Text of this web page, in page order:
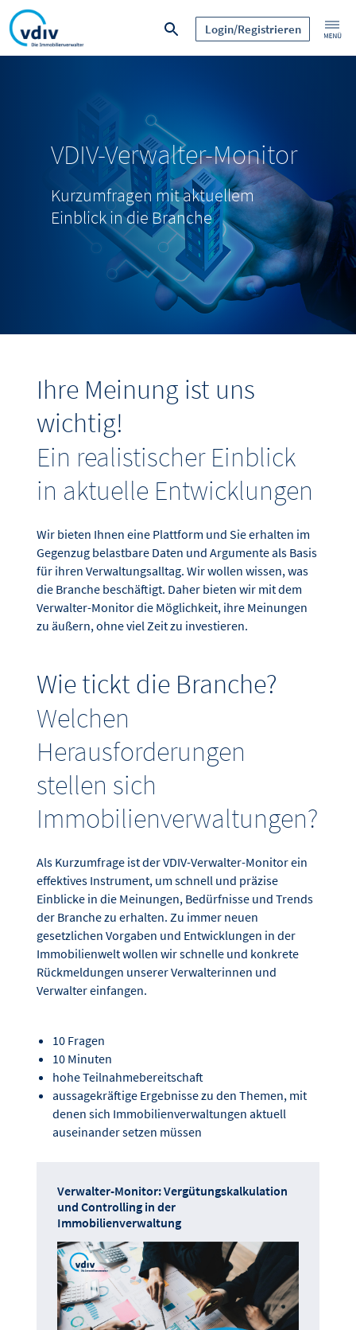
Login/Registrieren
VDIV-Verwalter-Monitor
Kurzumfragen mit aktuellem
Einblick in die Branche
Ihre Meinung ist uns
wichtig!
Ein realistischer Einblick
in aktuelle Entwicklungen
Wir bieten Ihnen eine Plattform und Sie erhalten im
Gegenzug belastbare Daten und Argumente als Basis
für ihren Verwaltungsalltag. Wir wollen wissen, was
die Branche beschäftigt. Daher bieten wir mit dem
Verwalter-Monitor die Möglichkeit, ihre Meinungen
zu äußern, ohne viel Zeit zu investieren.
Wie tickt die Branche?
Welchen
Herausforderungen
stellen sich
Immobilienverwaltungen?
Als Kurzumfrage ist der VDIV-Verwalter-Monitor ein
effektives Instrument, um schnell und präzise
Einblicke in die Meinungen, Bedürfnisse und Trends
der Branche zu erhalten. Zu immer neuen
gesetzlichen Vorgaben und Entwicklungen in der
Immobilienwelt wollen wir schnelle und konkrete
Rückmeldungen unserer Verwalterinnen und
Verwalter einfangen.
10 Fragen
10 Minuten
hohe Teilnahmebereitschaft
aussagekräftige Ergebnisse zu den Themen, mit
denen sich Immobilienverwaltungen aktuell
auseinander setzen müssen
Verwalter-Monitor: Vergütungskalkulation
und Controlling in der
Immobilienverwaltung